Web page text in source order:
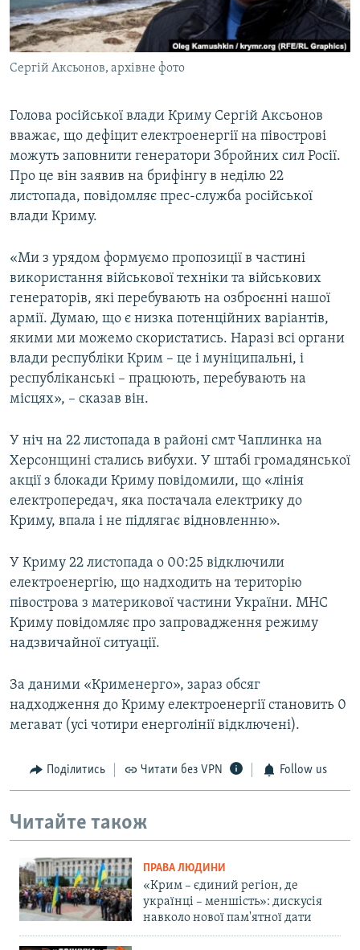
ВІДЕОУРОКИ «ELIFBE»
СВІДЧЕННЯ ОКУПАЦІЇ
УКРАЇНСЬКА ПРОБЛЕМА КРИМУ
Русский
Qırımtatar
Усі сайти RFE/RL
Сергій Аксьонов, архівне фото
Голова російської влади Криму Сергій Аксьонов
вважає, що дефіцит електроенергії на півострові
можуть заповнити генератори Збройних сил Росії.
Про це він заявив на брифінгу в неділю 22
листопада, повідомляє прес-служба російської
влади Криму.
«Ми з урядом формуємо пропозиції в частині
використання військової техніки та військових
генераторів, які перебувають на озброєнні нашої
армії. Думаю, що є низка потенційних варіантів,
якими ми можемо скористатись. Наразі всі органи
влади республіки Крим – це і муніципальні, і
республіканські – працюють, перебувають на
місцях», – сказав він.
У ніч на 22 листопада в районі смт Чаплинка на
Херсонщині стались вибухи. У штабі громадянської
акції з блокади Криму повідомили, що «лінія
електропередач, яка постачала електрику до
Криму, впала і не підлягає відновленню».
У Криму 22 листопада о 00:25 відключили
електроенергію, що надходить на територію
півострова з материкової частини України. МНС
Криму повідомляє про запровадження режиму
надзвичайної ситуації.
За даними «Крименерго», зараз обсяг
надходження до Криму електроенергії становить 0
мегават (усі чотири енерголінії відключені).
Поділитись Читати без VPN Follow us
Читайте також
ПРАВА ЛЮДИНИ
«Крим – єдиний регіон, де
українці – меншість»: дискусія
навколо нової пам'ятної дати